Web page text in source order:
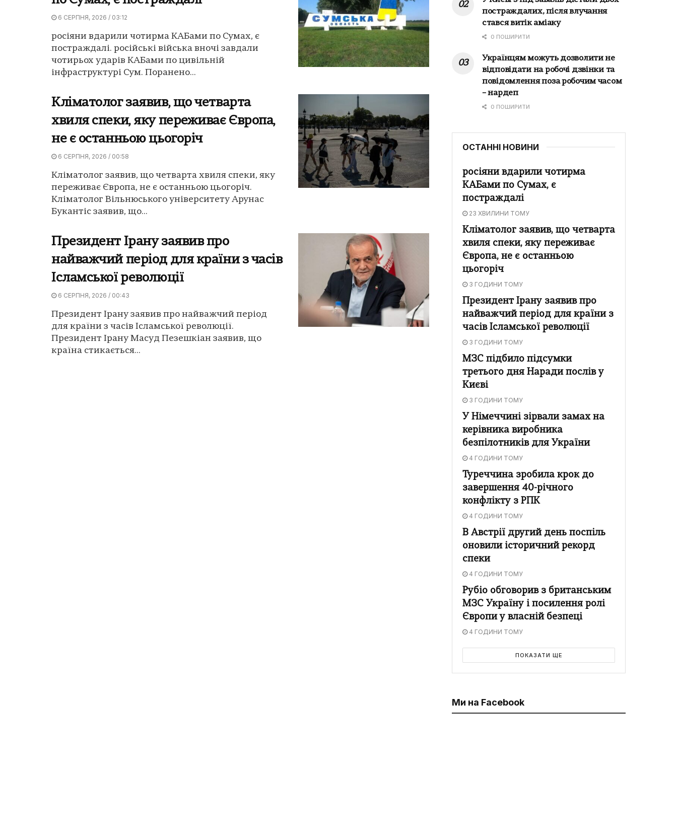
6 СЕРПНЯ, 2026 / 03:12
росіяни вдарили чотирма КАБами по Сумах, є
постраждалі. російські війська вночі завдали
чотирьох ударів КАБами по цивільній
інфраструктурі Сум. Поранено...
Кліматолог заявив, що четварта
хвиля спеки, яку переживає Європа,
не є останньою цьогоріч
6 СЕРПНЯ, 2026 / 00:58
Кліматолог заявив, що четварта хвиля спеки, яку
переживає Європа, не є останньою цьогоріч.
Кліматолог Вільнюського університету Арунас
Букантіс заявив, що...
Президент Ірану заявив про
найважчий період для країни з часів
Ісламської революції
6 СЕРПНЯ, 2026 / 00:43
Президент Ірану заявив про найважчий період
для країни з часів Ісламської революції.
Президент Ірану Масуд Пезешкіан заявив, що
країна стикається...
постраждалих, після влучання
стався витік аміаку
0 ПОШИРИТИ
Українцям можуть дозволити не
відповідати на робочі дзвінки та
повідомлення поза робочим часом
– нардеп
0 ПОШИРИТИ
ОСТАННІ НОВИНИ
росіяни вдарили чотирма
КАБами по Сумах, є
постраждалі
23 ХВИЛИНИ ТОМУ
Кліматолог заявив, що четварта
хвиля спеки, яку переживає
Європа, не є останньою
цьогоріч
3 ГОДИНИ ТОМУ
Президент Ірану заявив про
найважчий період для країни з
часів Ісламської революції
3 ГОДИНИ ТОМУ
МЗС підбило підсумки
третього дня Наради послів у
Києві
3 ГОДИНИ ТОМУ
У Німеччині зірвали замах на
керівника виробника
безпілотників для України
4 ГОДИНИ ТОМУ
Туреччина зробила крок до
завершення 40-річного
конфлікту з РПК
4 ГОДИНИ ТОМУ
В Австрії другий день поспіль
оновили історичний рекорд
спеки
4 ГОДИНИ ТОМУ
Рубіо обговорив з британським
МЗС Україну і посилення ролі
Європи у власній безпеці
4 ГОДИНИ ТОМУ
ПОКАЗАТИ ЩЕ
Ми на Facebook